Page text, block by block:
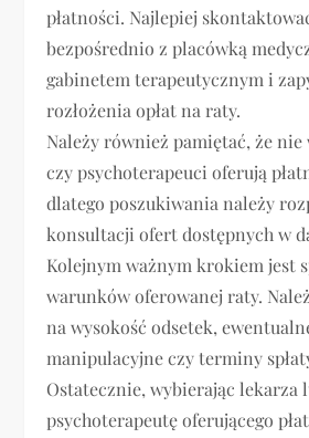
płatności. Najlepiej
bezpośrednio z placówką
gabinetem terapeutycznym i
rozłożenia opłat na raty.
Należy również pamiętać, że nie
czy psychoterapeuci oferują
dlatego poszukiwania należy
konsultacji ofert dostępnych w
Kolejnym ważnym krokiem jest
warunków oferowanej raty.
na wysokość odsetek,
manipulacyjne czy terminy
Ostatecznie, wybierając lekarza
psychoterapeutę oferującego